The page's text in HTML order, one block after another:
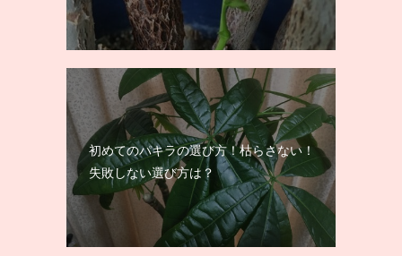
初めてのパキラの選び方！枯らさない！
失敗しない選び方は？